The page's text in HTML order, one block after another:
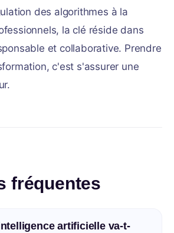
des algorithmes à la
la clé réside dans
et collaborative. Prendre
c'est s'assurer une
fréquentes
artificielle va-t-